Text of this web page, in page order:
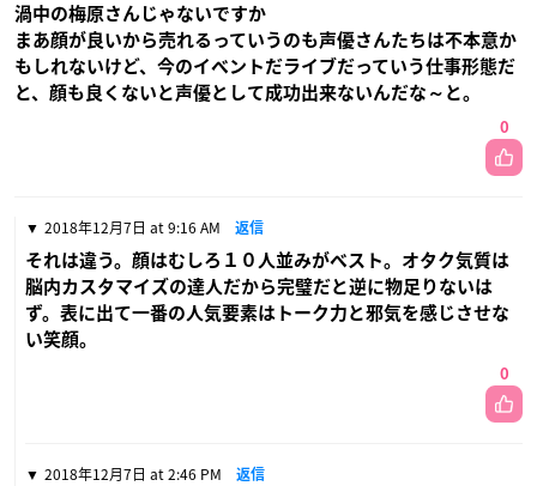
渦中の梅原さんじゃないですか
まあ顔が良いから売れるっていうのも声優さんたちは不本意か
もしれないけど、今のイベントだライブだっていう仕事形態だ
と、顔も良くないと声優として成功出来ないんだな～と。
0
2018年12月7日 at 9:16 AM 返信
それは違う。顔はむしろ１０人並みがベスト。オタク気質は
脳内カスタマイズの達人だから完璧だと逆に物足りないは
ず。表に出て一番の人気要素はトーク力と邪気を感じさせな
い笑顔。
0
2018年12月7日 at 2:46 PM 返信